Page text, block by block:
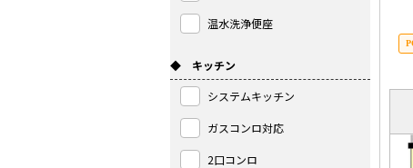
温水洗浄便座
◆ キッチン
システムキッチン
ガスコンロ対応
2口コンロ